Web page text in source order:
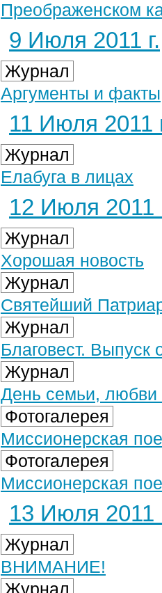
Преображенском
9 Июля 2011 г.
Журнал
Аргументы и факты
11 Июля 2011
Журнал
Елабуга в лицах
12 Июля 2011
Журнал
Хорошая новость
Журнал
Святейший
Журнал
Благовест. Выпуск
Журнал
День семьи, любви
Фотогалерея
Миссионерская
Фотогалерея
Миссионерская
13 Июля 2011
Журнал
ВНИМАНИЕ!
Журнал